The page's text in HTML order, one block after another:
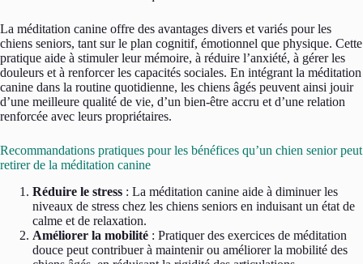
La méditation canine offre des avantages divers et variés pour les
chiens seniors, tant sur le plan cognitif, émotionnel que physique. Cette
pratique aide à stimuler leur mémoire, à réduire l’anxiété, à gérer les
douleurs et à renforcer les capacités sociales. En intégrant la méditation
canine dans la routine quotidienne, les chiens âgés peuvent ainsi jouir
d’une meilleure qualité de vie, d’un bien-être accru et d’une relation
renforcée avec leurs propriétaires.
Recommandations pratiques pour les bénéfices qu’un chien senior peut
retirer de la méditation canine
Réduire le stress : La méditation canine aide à diminuer les
niveaux de stress chez les chiens seniors en induisant un état de
calme et de relaxation.
Améliorer la mobilité : Pratiquer des exercices de méditation
douce peut contribuer à maintenir ou améliorer la mobilité des